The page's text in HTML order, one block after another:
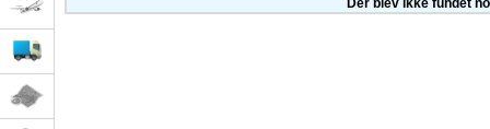
Der blev ikke fundet